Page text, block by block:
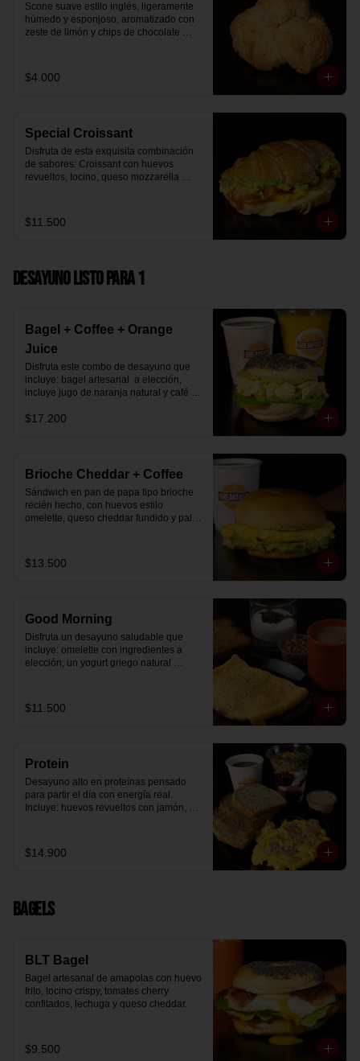
Scone suave estilo inglés, ligeramente
húmedo y esponjoso, aromatizado con
zeste de limón y chips de chocolate
desayuno dulce y equilibrado.
$4.000
Special Croissant
Disfruta de esta exquisita combinación
de sabores: Croissant con huevos
revueltos, tocino, queso mozzarella
$11.500
Desayuno Listo para 1
Bagel + Coffee + Orange
Juice
Disfruta este combo de desayuno que
incluye: bagel artesanal  a elección,
incluye jugo de naranja natural y café o
$17.200
Brioche Cheddar + Coffee
Sándwich en pan de papa tipo brioche
recién hecho, con huevos estilo
omelette, queso cheddar fundido y palta,
Se envía en bolsa delivery.
$13.500
Good Morning
Disfruta un desayuno saludable que
incluye: omelette con ingredientes a
elección, un yogurt griego natural
Breakfast y granola (endulzada con
miel), más un café o té a elección y un
$11.500
Protein
Desayuno alto en proteínas pensado
para partir el día con energía real.
Incluye: huevos revueltos con jamón,
mermelada de arándanos y granola
receta exclusiva The Breakfast, porción
$14.900
Bagels
BLT Bagel
Bagel artesanal de amapolas con huevo
frito, tocino crispy, tomates cherry
confitados, lechuga y queso cheddar.
$9.500